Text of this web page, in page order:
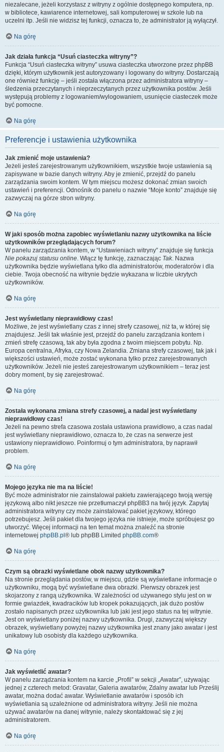
niezalecane, jeżeli korzystasz z witryny z ogólnie dostępnego komputera, np.
w bibliotece, kawiarence internetowej, sali komputerowej w szkole lub na
uczelni itp. Jeśli nie widzisz tej funkcji, oznacza to, że administrator ją wyłączył.
Na górę
Jak działa funkcja “Usuń ciasteczka witryny”?
Funkcja “Usuń ciasteczka witryny” usuwa ciasteczka utworzone przez phpBB
dzięki, którym użytkownik jest autoryzowany i logowany do witryny. Dostarczają
one również funkcję – jeśli została włączona przez administratora witryny –
śledzenia przeczytanych i nieprzeczytanych przez użytkownika postów. Jeśli
występują problemy z logowaniem/wylogowaniem, usunięcie ciasteczek może
być pomocne.
Na górę
Preferencje i ustawienia użytkownika
Jak zmienić moje ustawienia?
Jeżeli jesteś zarejestrowanym użytkownikiem, wszystkie twoje ustawienia są
zapisywane w bazie danych witryny. Aby je zmienić, przejdź do panelu
zarządzania swoim kontem. W tym miejscu możesz dokonać zmian swoich
ustawień i preferencji. Odnośnik do panelu o nazwie “Moje konto” znajduje się
zazwyczaj na górze stron witryny.
Na górę
W jaki sposób można zapobiec wyświetlaniu nazwy użytkownika na liście
użytkowników przeglądających forum?
W panelu zarządzania kontem, w “Ustawieniach witryny” znajduje się funkcja
Nie pokazuj statusu online. Włącz tę funkcję, zaznaczając Tak. Nazwa
użytkownika będzie wyświetlana tylko dla administratorów, moderatorów i dla
ciebie. Twoja obecność na witrynie będzie wykazana w liczbie ukrytych
użytkowników.
Na górę
Jest wyświetlany nieprawidłowy czas!
Możliwe, że jest wyświetlany czas z innej strefy czasowej, niż ta, w której się
znajdujesz. Jeśli tak właśnie jest, przejdź do panelu zarządzania kontem i
zmień strefę czasową, tak aby była zgodna z twoim miejscem pobytu. Np.
Europa centralna, Afryka, czy Nowa Zelandia. Zmiana strefy czasowej, tak jak i
większości ustawień, może zostać wykonana tylko przez zarejestrowanych
użytkowników. Jeżeli nie jesteś zarejestrowanym użytkownikiem – teraz jest
dobry moment, by się zarejestrować.
Na górę
Została wykonana zmiana strefy czasowej, a nadal jest wyświetlany
nieprawidłowy czas!
Jeżeli na pewno strefa czasowa została ustawiona prawidłowo, a czas nadal
jest wyświetlany nieprawidłowo, oznacza to, że czas na serwerze jest
ustawiony nieprawidłowo. Poinformuj o tym administratora, by naprawił
problem.
Na górę
Mojego języka nie ma na liście!
Być może administrator nie zainstalował pakietu zawierającego twoją wersję
językową albo nikt jeszcze nie przetłumaczył phpBB3 na twój język. Zapytaj
administratora witryny czy może zainstalować pakiet językowy, którego
potrzebujesz. Jeśli pakiet dla twojego języka nie istnieje, może spróbujesz go
utworzyć. Więcej informacji na ten temat można znaleźć na stronie
internetowej phpBB.pl ® lub phpBB Limited phpBB.com®
Na górę
Czym są obrazki wyświetlane obok nazwy użytkownika?
Na stronie przeglądania postów, w miejscu, gdzie są wyświetlane informacje o
użytkowniku, mogą być wyświetlane dwa obrazki. Pierwszy obrazek jest
skojarzony z rangą użytkownika. W zależności od używanego stylu jest on w
formie gwiazdek, kwadracików lub kropek pokazujących, jak dużo postów
zostało napisanych przez użytkownika lub jaki jest jego status na tej witrynie.
Jest on wyświetlany poniżej nazwy użytkownika. Drugi, zazwyczaj większy
obrazek, wyświetlany powyżej nazwy użytkownika jest znany jako awatar i jest
unikatowy lub osobisty dla każdego użytkownika.
Na górę
Jak wyświetlić awatar?
W panelu zarządzania kontem na karcie „Profil” w sekcji „Awatar”, używając
jednej z czterech metod: Gravatar, Galeria awatarów, Zdalny awatar lub Prześlij
awatar, można dodać awatar. Wyświetlanie awatarów i sposób ich
wyświetlania są uzależnione od administratora witryny. Jeśli nie można
używać awatarów na danej witrynie, należy skontaktować się z jej
administratorem.
Na górę